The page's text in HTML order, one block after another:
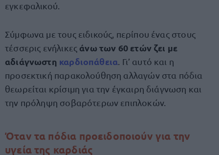
εγκεφαλικού.
Σύμφωνα με τους ειδικούς, περίπου ένας στους
τέσσερις ενήλικες άνω των 60 ετών ζει με
αδιάγνωστη καρδιοπάθεια . Γι’ αυτό και η
προσεκτική παρακολούθηση αλλαγών στα πόδια
θεωρείται κρίσιμη για την έγκαιρη διάγνωση και
την πρόληψη σοβαρότερων επιπλοκών.
Όταν τα πόδια προειδοποιούν για την
υγεία της καρδιάς